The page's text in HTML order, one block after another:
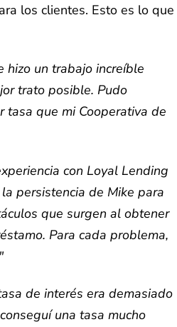
los clientes. Esto es lo que
hizo un trabajo increíble
trato posible. Pudo
tasa que mi Cooperativa de
con Loyal Lending
persistencia de Mike para
que surgen al obtener
Para cada problema,
de interés era demasiado
una tasa mucho